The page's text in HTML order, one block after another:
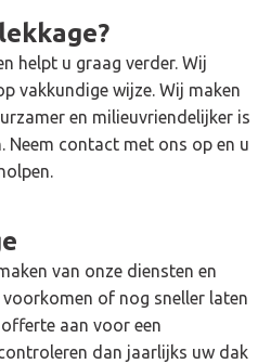
helpt u graag verder. Wij
vakkundige wijze. Wij maken
en milieuvriendelijker is
Neem contact met ons op en u
van onze diensten en
of nog sneller laten
aan voor een
dan jaarlijks uw dak